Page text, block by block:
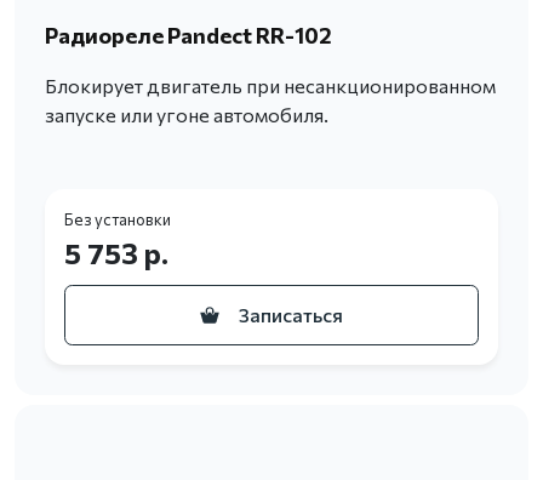
Радиореле Pandect RR-102
Блокирует двигатель при несанкционированном
запуске или угоне автомобиля.
Без установки
5 753 р.
Записаться